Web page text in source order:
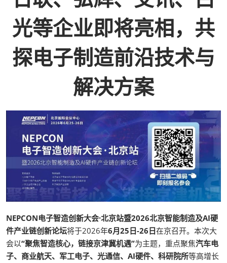
光等企业即将亮相，共
探电子制造前沿技术与
解决方案
NEPCON电子智造创新大会·北京站暨2026北京智能制造及AI硬
件产业链创新论坛将于2026年6月25日-26日在京召开。本次大
会以“聚焦智造核心，链接京津冀机遇”为主题，重点聚焦汽车电
子、商业航天、军工电子、光通信、AI硬件、科研院所等高增长